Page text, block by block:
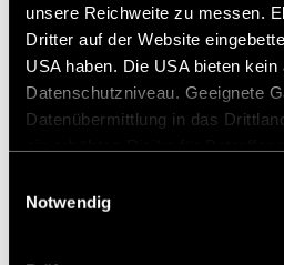
unsere Reichweite zu messen.
Dritter auf der Website
USA haben. Die USA bieten kein
Datenschutzniveau. Geeignete
Datenübermittlung in das
zustehen. Eingesetzte
zusammenführen. Weitere
Notwendig
verdragen, slaat u die
Daarbij denken we bijv.
mobiele radio’s,
bluetooth-
tablets